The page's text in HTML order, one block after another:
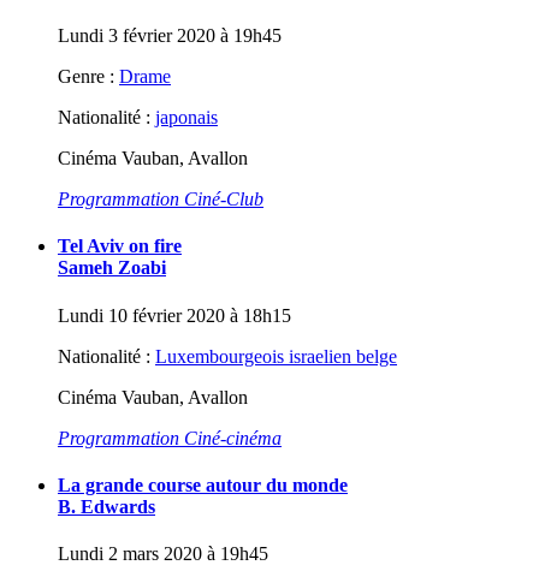
Lundi 3 février 2020 à 19h45
Genre : Drame
Nationalité : japonais
Cinéma Vauban, Avallon
Programmation Ciné-Club
Tel Aviv on fire
Sameh Zoabi
Lundi 10 février 2020 à 18h15
Nationalité : Luxembourgeois israelien belge
Cinéma Vauban, Avallon
Programmation Ciné-cinéma
La grande course autour du monde
B. Edwards
Lundi 2 mars 2020 à 19h45